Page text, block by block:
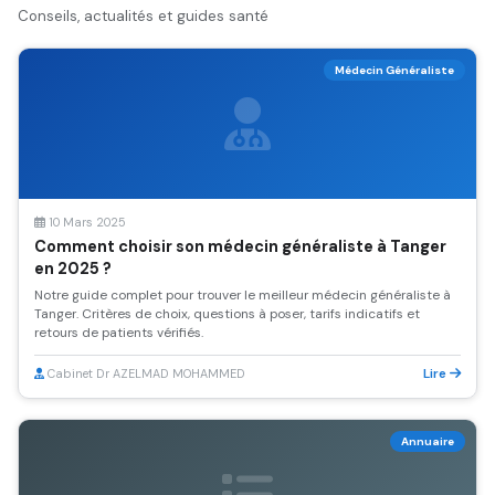
Conseils, actualités et guides santé
Médecin Généraliste
10 Mars 2025
Comment choisir son médecin généraliste à Tanger
en 2025 ?
Notre guide complet pour trouver le meilleur médecin généraliste à
Tanger. Critères de choix, questions à poser, tarifs indicatifs et
retours de patients vérifiés.
Cabinet Dr AZELMAD MOHAMMED Lire
Annuaire